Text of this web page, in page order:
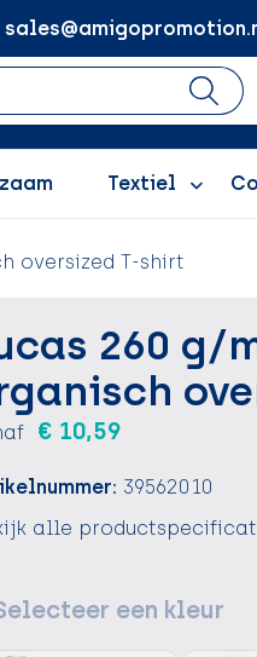
Textiel
oversized T-shirt
260 g/
€ 10,59
39562010
alle
een kleur